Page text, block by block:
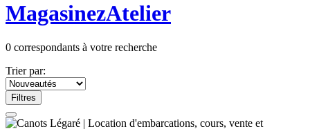
MagasinezAtelier
0 correspondants à votre recherche
Trier par:
Filtres